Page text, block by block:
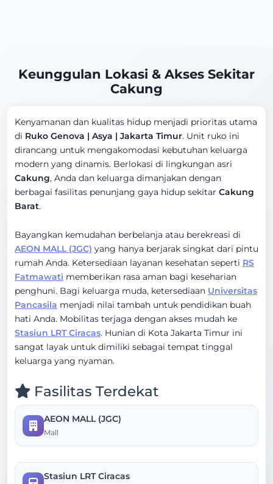
Keunggulan Lokasi & Akses Sekitar
Cakung
Kenyamanan dan kualitas hidup menjadi prioritas utama
di Ruko Genova | Asya | Jakarta Timur. Unit ruko ini
dirancang untuk mengakomodasi kebutuhan keluarga
modern yang dinamis. Berlokasi di lingkungan asri
Cakung, Anda dan keluarga dimanjakan dengan
berbagai fasilitas penunjang gaya hidup sekitar Cakung
Barat.
Bayangkan kemudahan berbelanja atau berekreasi di
AEON MALL (JGC) yang hanya berjarak singkat dari pintu
rumah Anda. Ketersediaan layanan kesehatan seperti RS
Fatmawati memberikan rasa aman bagi keseharian
penghuni. Bagi keluarga muda, ketersediaan Universitas
Pancasila menjadi nilai tambah untuk pendidikan buah
hati Anda. Mobilitas terjaga dengan akses mudah ke
Stasiun LRT Ciracas. Hunian di Kota Jakarta Timur ini
sangat layak untuk dimiliki sebagai tempat tinggal
keluarga yang nyaman.
Fasilitas Terdekat
AEON MALL (JGC)
Mall
Stasiun LRT Ciracas